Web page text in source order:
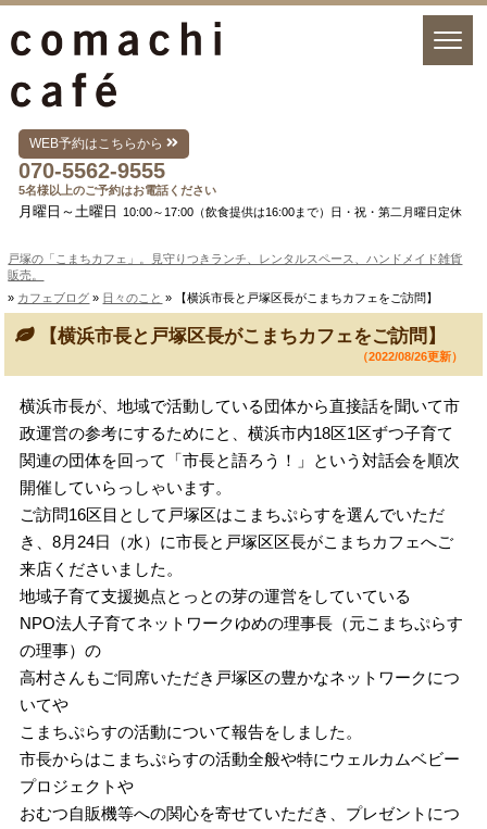
WEB予約はこちらから
070-5562-9555
5名様以上のご予約はお電話ください
月曜日～土曜日 10:00～17:00（飲食提供は16:00まで）日・祝・第二月曜日定休
戸塚の「こまちカフェ」。見守りつきランチ、レンタルスペース、ハンドメイド雑貨
販売。
» カフェブログ » 日々のこと » 【横浜市長と戸塚区長がこまちカフェをご訪問】
【横浜市長と戸塚区長がこまちカフェをご訪問】
（2022/08/26更新）
横浜市長が、地域で活動している団体から直接話を聞いて市
政運営の参考にするためにと、横浜市内18区1区ずつ子育て
関連の団体を回って「市長と語ろう！」という対話会を順次
開催していらっしゃいます。
ご訪問16区目として戸塚区はこまちぷらすを選んでいただ
き、8月24日（水）に市長と戸塚区区長がこまちカフェへご
来店くださいました。
地域子育て支援拠点とっとの芽の運営をしていている
NPO法人子育てネットワークゆめの理事長（元こまちぷらす
の理事）の
高村さんもご同席いただき戸塚区の豊かなネットワークにつ
いてや
こまちぷらすの活動について報告をしました。
市長からはこまちぷらすの活動全般や特にウェルカムベビー
プロジェクトや
おむつ自販機等への関心を寄せていただき、プレゼントにつ